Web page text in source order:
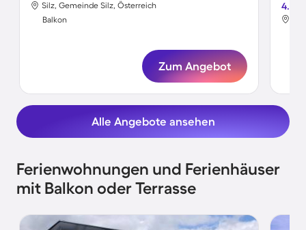
Silz, Gemeinde Silz, Österreich
Balkon
Zum Angebot
4.7
Alle Angebote ansehen
Ferienwohnungen und Ferienhäuser
mit Balkon oder Terrasse